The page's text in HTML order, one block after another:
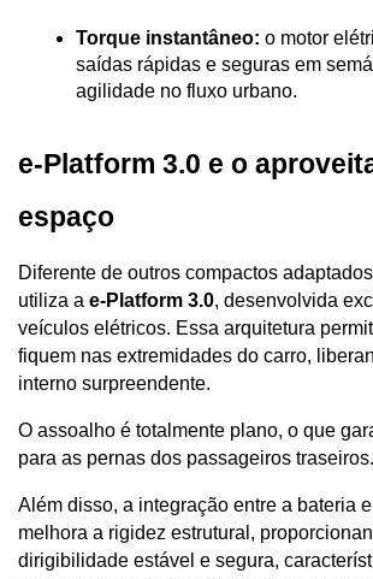
Torque instantâneo: o motor
saídas rápidas e seguras em
agilidade no fluxo urbano.
e-Platform 3.0 e o
espaço
Diferente de outros compactos
utiliza a e-Platform 3.0, desenvolvida
veículos elétricos. Essa arquitetura
fiquem nas extremidades do carro,
interno surpreendente.
O assoalho é totalmente plano, o que
para as pernas dos passageiros traseiros.
Além disso, a integração entre a bateria
melhora a rigidez estrutural,
dirigibilidade estável e segura,